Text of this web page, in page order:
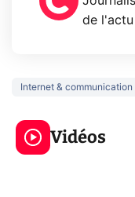
de l'actu
Internet & communication
Vidéos
319€ ? Voici
CQ32G4ZA !